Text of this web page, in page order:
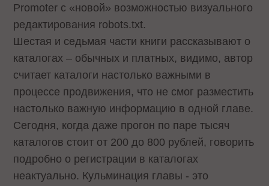
Promoter с «новой» возможностью визуального
редактирования robots.txt.
Шестая и седьмая части книги рассказывают о
каталогах – обычных и платных, видимо, автор
считает каталоги настолько важными в
процессе продвижения, что не смог разместить
настолько важную информацию в одной главе.
Сегодня, когда даже прогон по паре тысяч
каталогов стоит от 200 до 800 рублей, говорить
подробно о регистрации в каталогах
неактуально. Кульминация главы - это